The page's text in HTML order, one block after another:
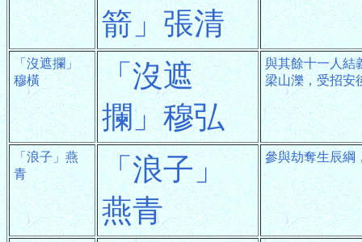
箭」張清
「沒遮攔」
穆橫
「沒遮
攔」穆弘
與其餘十一人結
梁山濼，受招安
「浪子」燕
青
「浪子」
燕青
參與劫奪生辰綱